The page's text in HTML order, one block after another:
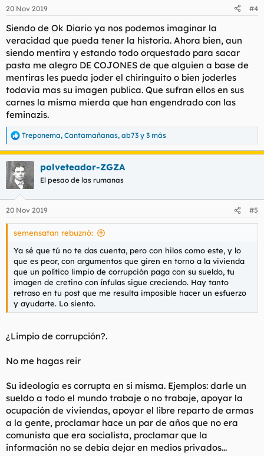
e
:
20 Nov 2019 #4
Siendo de Ok Diario ya nos podemos imaginar la
veracidad que pueda tener la historia. Ahora bien, aun
siendo mentira y estando todo orquestado para sacar
pasta me alegro DE COJONES de que alguien a base de
mentiras les pueda joder el chiringuito o bien joderles
todavia mas su imagen publica. Que sufran ellos en sus
carnes la misma mierda que han engendrado con las
feminazis.
R
e
a
c
c
i
e
s
Treponema, Cantamañanas, ab73 y 3 más
polveteador-ZGZA
El pesao de las rumanas
20 Nov 2019 #5
semensatan rebuznó:
Ya sé que tú no te das cuenta, pero con hilos como este, y lo
que es peor, con argumentos que giren en torno a la vivienda
que un político limpio de corrupción paga con su sueldo, tu
imagen de cretino con ínfulas sigue creciendo. Hay tanto
retraso en tu post que me resulta imposible hacer un esfuerzo
y ayudarte. Lo siento.
¿Limpio de corrupción?.
No me hagas reir
Su ideología es corrupta en si misma. Ejemplos: darle un
sueldo a todo el mundo trabaje o no trabaje, apoyar la
ocupación de viviendas, apoyar el libre reparto de armas
a la gente, proclamar hace un par de años que no era
comunista que era socialista, proclamar que la
información no se debía dejar en medios privados...